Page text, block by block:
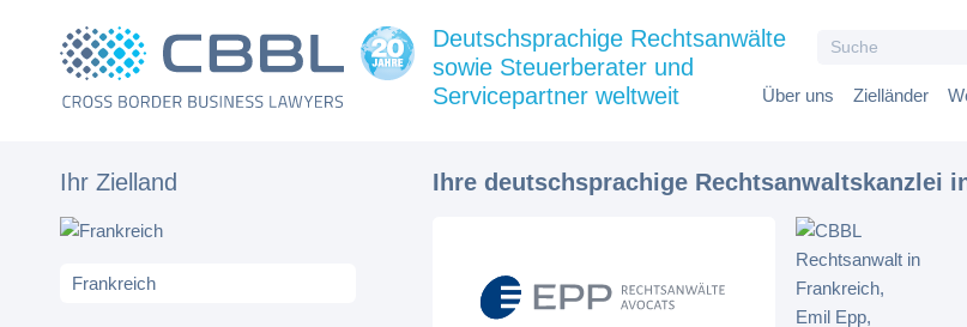
for:
Über uns Zielländer
Deutschsprachige Rechtsanwälte
sowie Steuerberater und
Servicepartner weltweit
Ihr Zielland Ihre deutschsprachige Rechtsanwaltskanzlei